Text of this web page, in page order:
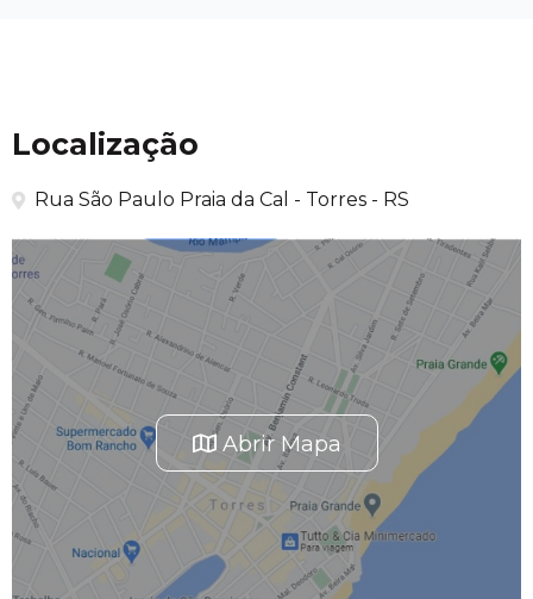
Localização
Rua São Paulo Praia da Cal - Torres - RS
Abrir Mapa